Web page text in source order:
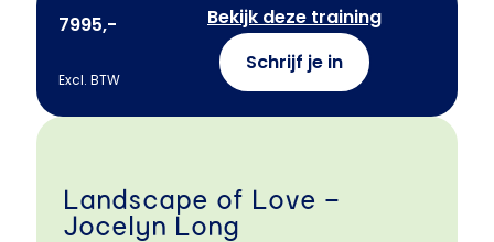
7995,-
Excl. BTW
Bekijk deze training
Schrijf je in
Landscape of Love –
Jocelyn Long